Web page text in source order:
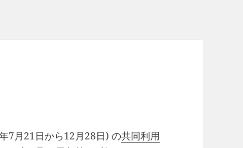
7月21日から12月28日) の共同利用